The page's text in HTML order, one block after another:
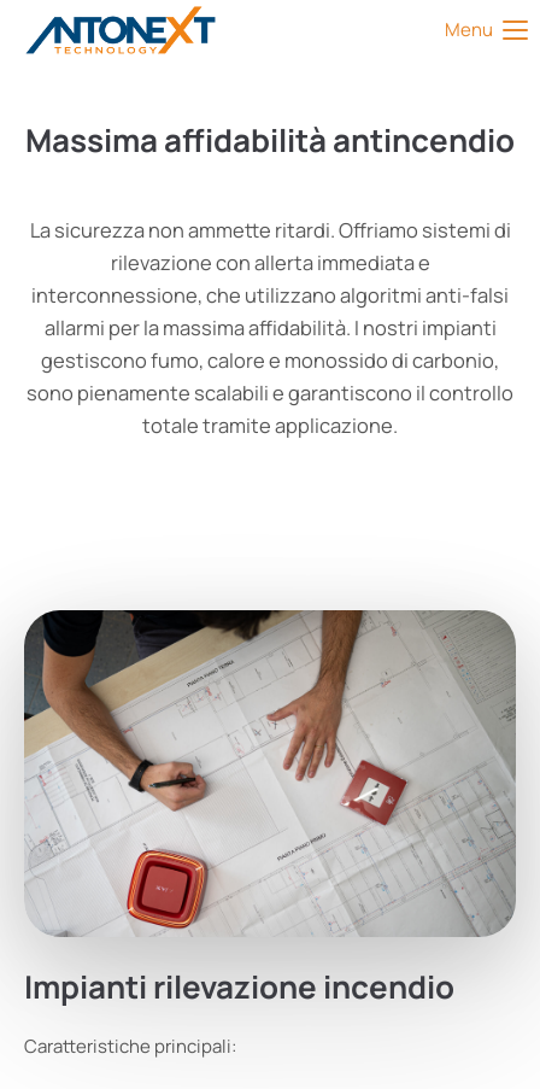
Menu
Massimaaffidabilitàantincendio
La sicurezza non ammette ritardi. Offriamo sistemi di
rilevazione con allerta immediata e
interconnessione, che utilizzano algoritmi anti-falsi
allarmi per la massima affidabilità. I nostri impianti
gestiscono fumo, calore e monossido di carbonio,
sono pienamente scalabili e garantiscono il controllo
totale tramite applicazione.
Impiantirilevazione incendio
Caratteristiche principali: